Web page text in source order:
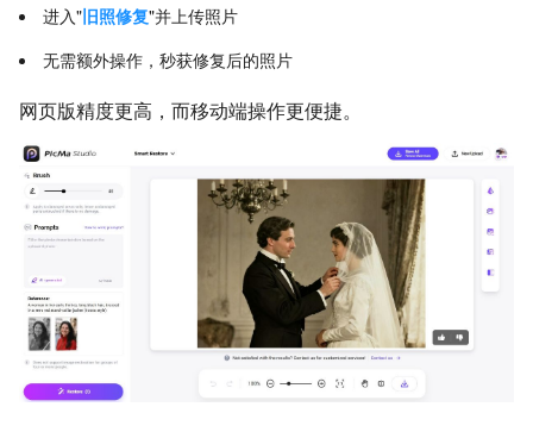
进入"旧照修复"并上传照片
无需额外操作，秒获修复后的照片
网页版精度更高，而移动端操作更便捷。